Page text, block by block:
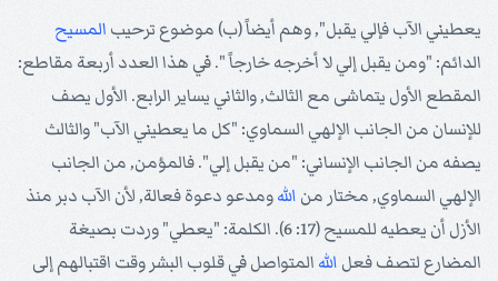
يعطيني الآب فإلي يقبل", وهم أيضاً (ب) موضوع ترحيب المسيح
الدائم: "ومن يقبل إلي لا أخرجه خارجاً ". في هذا العدد أربعة مقاطع:
المقطع الأول يتماشى مع الثالث, والثاني يساير الرابع. الأول يصف
للإنسان من الجانب الإلهي السماوي: "كل ما يعطيني الآب" والثالث
يصفه من الجانب الإنساني: "من يقبل إلي". فالمؤمن, من الجانب
الإلهي السماوي, مختار من اللهومدعو دعوة فعالة, لأن الآب دبر منذ
الأزل أن يعطيه للمسيح (17: 6). الكلمة: "يعطي" وردت بصيغة
المضارع لتصف فعل الله المتواصل في قلوب البشر وقت اقتبالهم إلى